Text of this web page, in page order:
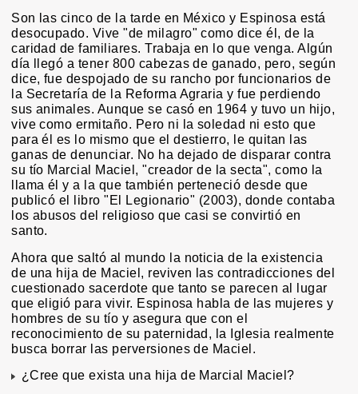
Son las cinco de la tarde en México y Espinosa está
desocupado. Vive "de milagro" como dice él, de la
caridad de familiares. Trabaja en lo que venga. Algún
día llegó a tener 800 cabezas de ganado, pero, según
dice, fue despojado de su rancho por funcionarios de
la Secretaría de la Reforma Agraria y fue perdiendo
sus animales. Aunque se casó en 1964 y tuvo un hijo,
vive como ermitaño. Pero ni la soledad ni esto que
para él es lo mismo que el destierro, le quitan las
ganas de denunciar. No ha dejado de disparar contra
su tío Marcial Maciel, "creador de la secta", como la
llama él y a la que también perteneció desde que
publicó el libro "El Legionario" (2003), donde contaba
los abusos del religioso que casi se convirtió en
santo.
Ahora que saltó al mundo la noticia de la existencia
de una hija de Maciel, reviven las contradicciones del
cuestionado sacerdote que tanto se parecen al lugar
que eligió para vivir. Espinosa habla de las mujeres y
hombres de su tío y asegura que con el
reconocimiento de su paternidad, la Iglesia realmente
busca borrar las perversiones de Maciel.
¿Cree que exista una hija de Marcial Maciel?